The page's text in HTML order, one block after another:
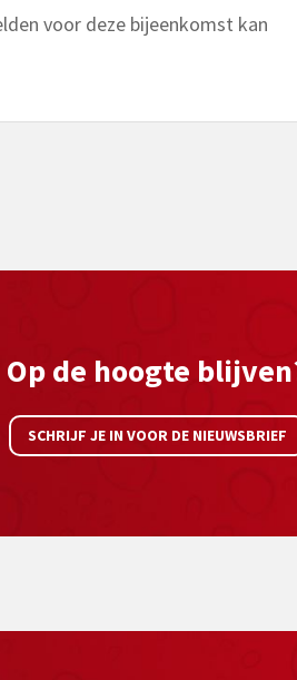
voor deze bijeenkomst kan
Op de hoogte
SCHRIJF JE IN VOOR DE NIEUWSBRIEF